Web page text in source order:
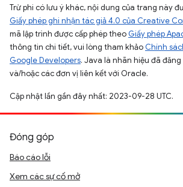
Trừ phi có lưu ý khác, nội dung của trang này
Giấy phép ghi nhận tác giả 4.0 của Creative
mã lập trình được cấp phép theo Giấy phép
thông tin chi tiết, vui lòng tham khảo Chính
Google Developers. Java là nhãn hiệu đã
và/hoặc các đơn vị liên kết với Oracle.
Cập nhật lần gần đây nhất: 2023-09-28 UTC.
Đóng góp
Báo cáo lỗi
Xem các sự cố mở